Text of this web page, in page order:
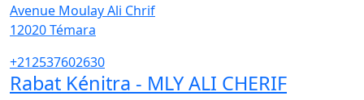
Avenue Moulay Ali Chrif
12020Témara
+212537602630
Rabat Kénitra - MLY ALI CHERIF